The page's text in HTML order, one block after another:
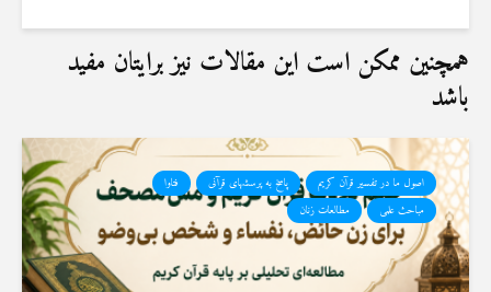
همچنین ممکن است این مقالات نیز برایتان مفید
باشد
اصول ما در تفسیر قرآن کریم پاسخ به پرسشهای قرآنی
فتاوا
مباحث علمی
مطالعات زنان